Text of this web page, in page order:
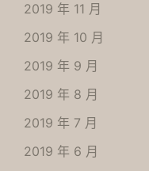
2019 年 11 月
2019 年 10 月
2019 年 9 月
2019 年 8 月
2019 年 7 月
2019 年 6 月